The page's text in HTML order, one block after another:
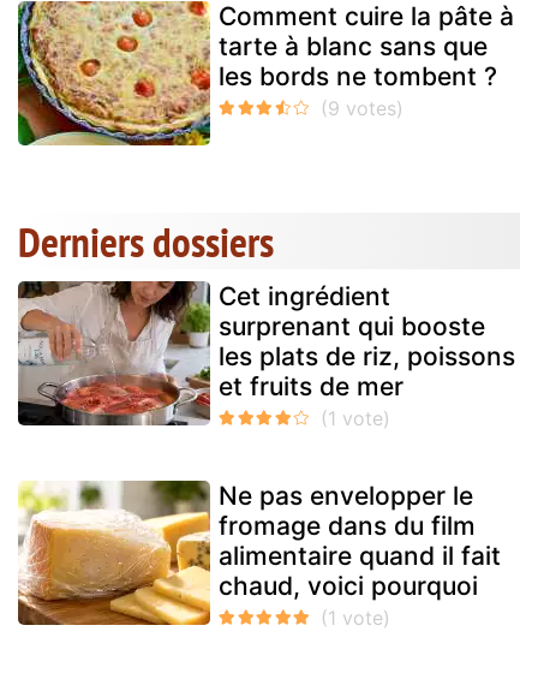
Comment cuire la pâte à
tarte à blanc sans que
les bords ne tombent ?
Derniers dossiers
Cet ingrédient
surprenant qui booste
les plats de riz, poissons
et fruits de mer
Ne pas envelopper le
fromage dans du film
alimentaire quand il fait
chaud, voici pourquoi